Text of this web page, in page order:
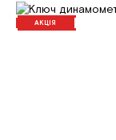
АКЦІЯ